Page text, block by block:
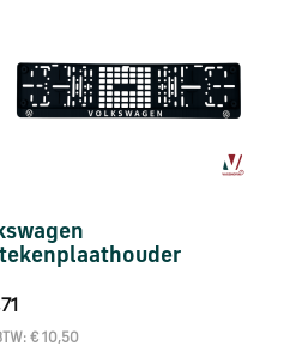
€ 10,50